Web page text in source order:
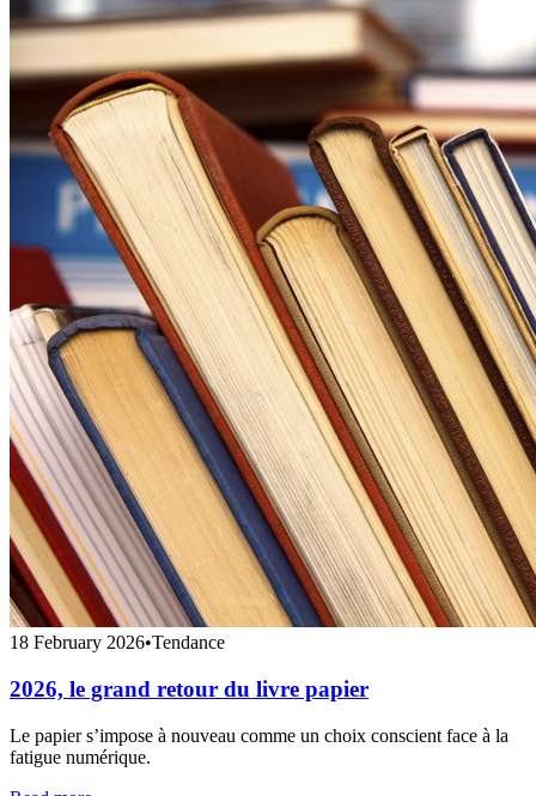
18 February 2026•Tendance
2026, le grand retour du livre papier
Le papier s’impose à nouveau comme un choix conscient face à la
fatigue numérique.